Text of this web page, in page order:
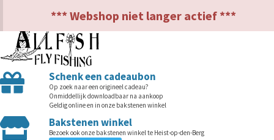
*** Webshop niet langer actief ***
Schenk een cadeaubon
Op zoek naar een origineel cadeau?
Onmiddellijk downloadbaar na aankoop
Geldig online en in onze bakstenen winkel
Bakstenen winkel
Bezoek ook onze bakstenen winkel te Heist-op-den-Berg